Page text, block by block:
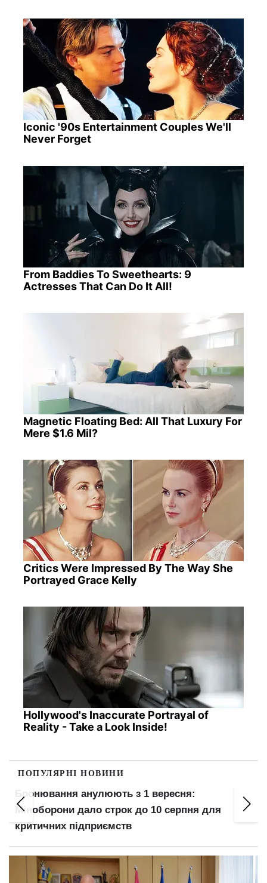
Iconic '90s Entertainment Couples We'll
Never Forget
From Baddies To Sweethearts: 9
Actresses That Can Do It All!
Magnetic Floating Bed: All That Luxury For
Mere $1.6 Mil?
Critics Were Impressed By The Way She
Portrayed Grace Kelly
Hollywood's Inaccurate Portrayal of
Reality - Take a Look Inside!
ПОПУЛЯРНІ НОВИНИ
Бронювання анулюють з 1 вересня:
Міноборони дало строк до 10 серпня для
критичних підприємств